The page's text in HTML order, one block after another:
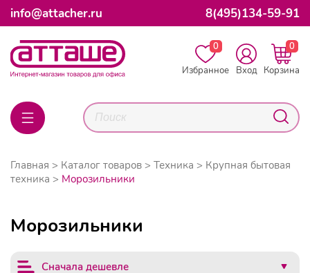
info@attacher.ru 8(495)134-59-91
0
Избранное
Вход
0
Корзина
Главная Каталог товаров Техника
Крупная бытовая
техника
Морозильники
Морозильники
Сначала дешевле